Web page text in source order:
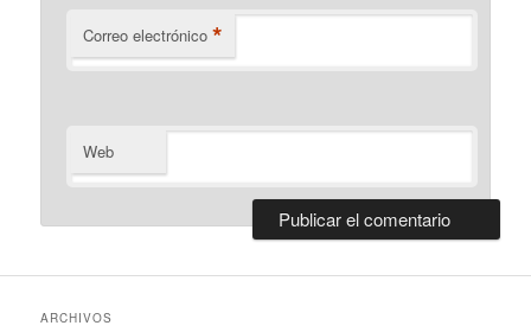
Correo electrónico *
Web
ARCHIVOS